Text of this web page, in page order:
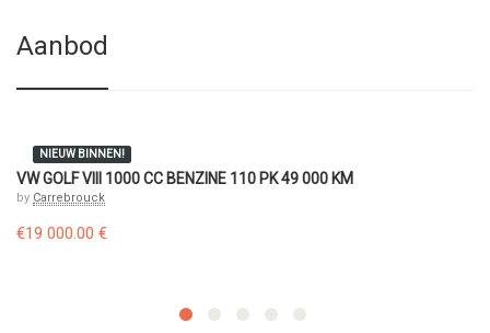
Aanbod
NIEUW BINNEN!
VW GOLF VIII 1000 CC BENZINE 110 PK 49 000 KM
by Carrebrouck
€19 000.00 €